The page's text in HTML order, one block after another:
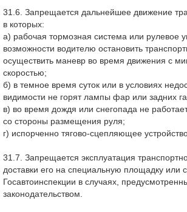
31.6. Запрещается дальнейшее движение
в которых:
а) рабочая тормозная система или рулевое
возможности водителю остановить
осуществить маневр во время движения с
скоростью;
б) в темное время суток или в условиях
видимости не горят лампы фар или задних
в) во время дождя или снегопада не
со стороны размещения руля;
г) испорченно тягово-сцепляющее
31.7. Запрещается эксплуатация
доставки его на специальную площадку или
Госавтоинспекции в случаях,
законодательством.